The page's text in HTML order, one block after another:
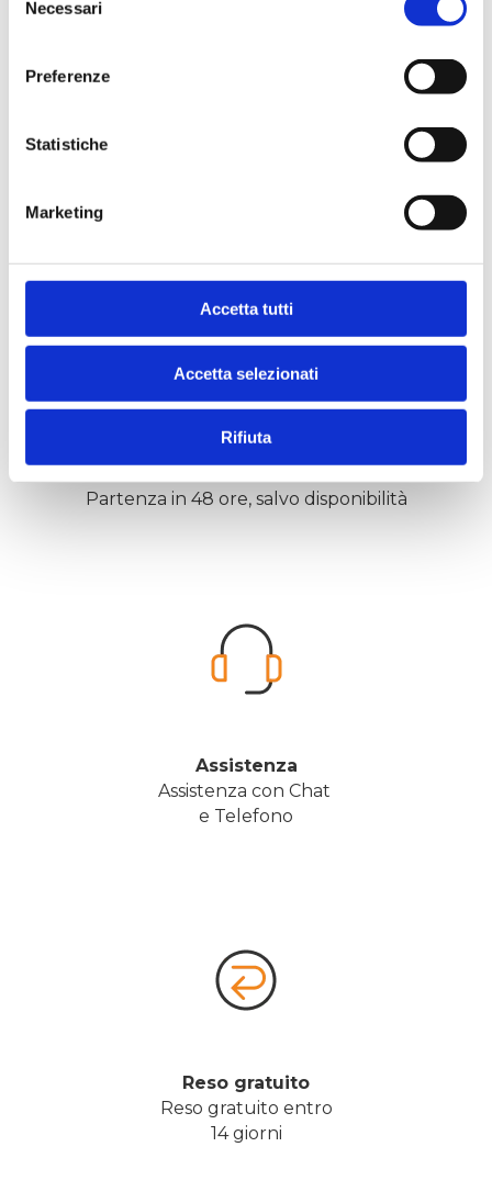
delNecessari
Preferenze
Statistiche
Marketing
Accetta tutti
Accetta selezionati
Rifiuta
Altezza: 80 cm
meglio, anche nel servizio.
Partenza in 48 ore, salvo disponibilità
Assistenza
Assistenza con Chat
e Telefono
Reso gratuito
Reso gratuito entro
14 giorni